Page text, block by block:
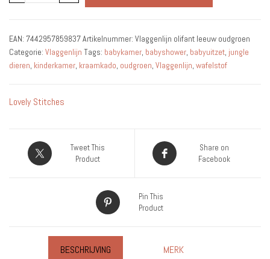
aantal
EAN: 7442957859837Artikelnummer: Vlaggenlijn olifant leeuw oudgroen
Categorie: Vlaggenlijn Tags: babykamer babyshower babyuitzet jungle
dieren kinderkamer kraamkado oudgroen Vlaggenlijn wafelstof
Lovely Stitches
Tweet This
Product
Share on
Facebook
Pin This
Product
BESCHRIJVING MERK